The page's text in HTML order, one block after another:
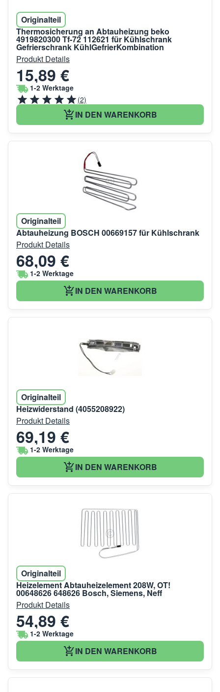
Originalteil
Thermosicherung an Abtauheizung beko
4919820300 Tf-72 112621 für Kühlschrank
Gefrierschrank KühlGefrierKombination
Produkt Details
15,89 €
1-2 Werktage
(2)
IN DEN WARENKORB
Originalteil
Abtauheizung BOSCH 00669157 für Kühlschrank
Produkt Details
68,09 €
1-2 Werktage
IN DEN WARENKORB
Originalteil
Heizwiderstand (4055208922)
Produkt Details
69,19 €
1-2 Werktage
IN DEN WARENKORB
Originalteil
Heizelement Abtauheizelement 208W, OT!
00648626 648626 Bosch, Siemens, Neff
Produkt Details
54,89 €
1-2 Werktage
IN DEN WARENKORB